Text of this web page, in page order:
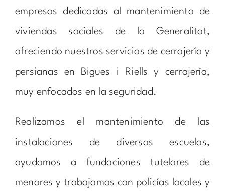
empresas dedicadas al mantenimiento de
viviendas sociales de la Generalitat,
ofreciendo nuestros servicios de cerrajería y
persianas en Bigues i Riells y cerrajería,
muy enfocados en la seguridad.
Realizamos el mantenimiento de las
instalaciones de diversas escuelas,
ayudamos a fundaciones tutelares de
menores y trabajamos con policías locales y